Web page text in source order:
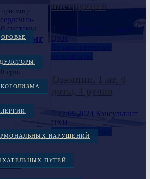
НАРУШЕНИЙ
ПУТЕЙ
системы
10 мг
грн.
инструкция
Консультант
ЦКИ
17.09.2024 Консультант
ЦКИ
Лекарственные
мг